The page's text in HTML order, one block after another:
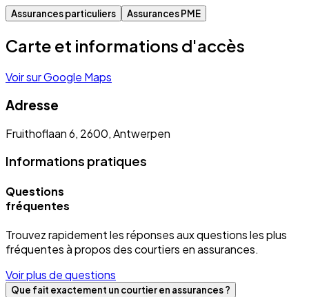
Assurances particuliers Assurances PME
Carte et informations d'accès
Voir sur Google Maps
Adresse
Fruithoflaan 6, 2600, Antwerpen
Informations pratiques
Questions
fréquentes
Trouvez rapidement les réponses aux questions les plus
fréquentes à propos des courtiers en assurances.
Voir plus de questions
Que fait exactement un courtier en assurances ?